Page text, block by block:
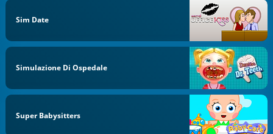
Sim Date
Simulazione Di Ospedale
Super Babysitters